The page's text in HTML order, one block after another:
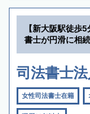
【新大阪駅徒歩
書士が円滑に相
司法書士
女性司法書士在籍